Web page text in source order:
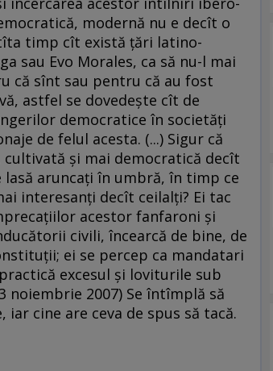
modernă nu e decît o
timp cît există ţări latino-
sau Evo Morales, ca să nu-l mai
că sînt sau pentru că au fost
astfel se dovedeşte cît de
democratice în societăţi
de felul acesta. (...) Sigur că
şi mai democratică decît
lasă aruncaţi în umbră, în timp ce
interesanţi decît ceilalţi? Ei tac
acestor fanfaroni şi
civili, încearcă de bine, de
ei se percep ca mandatari
excesul şi loviturile sub
noiembrie 2007) Se întîmplă să
cine are ceva de spus să tacă.